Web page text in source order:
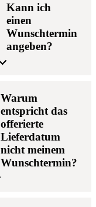
Kann ich
einen
Wunschtermin
angeben?
Warum
entspricht das
offerierte
Lieferdatum
nicht meinem
Wunschtermin?